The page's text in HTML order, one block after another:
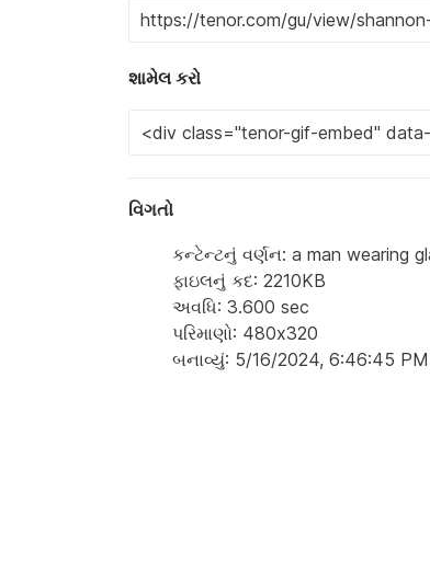
શામેલ કરો
વિગતો
કન્ટેન્ટનું વર્ણન: a man wearing
ફાઇલનું કદ: 2210KB
અવધિ: 3.600 sec
પરિમાણો: 480x320
બનાવ્યું: 5/16/2024, 6:46:45 PM